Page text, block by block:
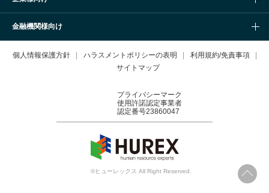
金融機関様向け
©ヒューレックス All Right Reserved.
プライバシーマーク
使用許諾認定事業者
認定番号23860047
個人情報保護方針 ハラスメントポリシーの表明
利用規約/免責事項
サイトマップ